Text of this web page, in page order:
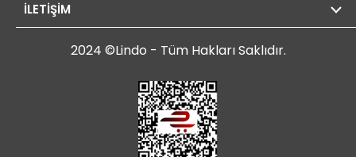
İLETİŞİM
2024 ©Lindo - Tüm Hakları Saklıdır.